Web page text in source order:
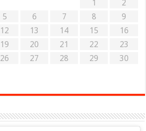
1
2
5 6 7 8
9
12 13 14 15
16
19 20 21 22
23
26 27 28 29
30